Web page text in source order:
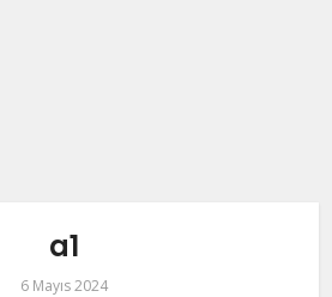
a1
6 Mayıs 2024